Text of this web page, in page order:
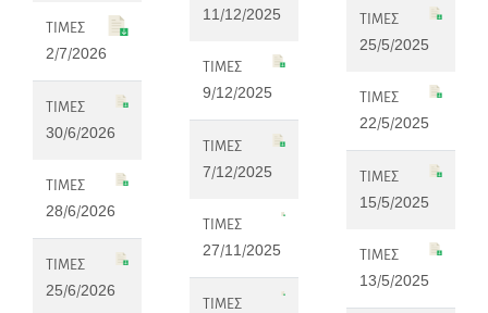
ΤΙΜΕΣ
2/7/2026
ΤΙΜΕΣ
30/6/2026
ΤΙΜΕΣ
28/6/2026
ΤΙΜΕΣ
25/6/2026
11/12/2025
ΤΙΜΕΣ
9/12/2025
ΤΙΜΕΣ
7/12/2025
ΤΙΜΕΣ
27/11/2025
ΤΙΜΕΣ
ΤΙΜΕΣ
25/5/2025
ΤΙΜΕΣ
22/5/2025
ΤΙΜΕΣ
15/5/2025
ΤΙΜΕΣ
13/5/2025